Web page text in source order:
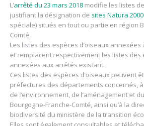
L’arrêté du 23 mars 2018 modifie les listes
justifiant la désignation de sites Natura 2000
spéciale) situés en tout ou partie en région
Comté.
Les listes des espèces d’oiseaux
et remplacent respectivement les listes des
annexées aux arrêtés existant.
Ces listes des espèces d’oiseaux peuvent
préfectures des départements concernés,
de l’environnement, de l’aménagement et
Bourgogne-Franche-Comté, ainsi qu’à la
biodiversité du ministère de la transition